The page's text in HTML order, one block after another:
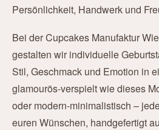
Persönlichkeit, Handwerk und
Bei der Cupcakes Manufaktur
gestalten wir individuelle
Stil, Geschmack und Emotion in
glamourös-verspielt wie dieses
oder modern-minimalistisch –
euren Wünschen, handgefertigt